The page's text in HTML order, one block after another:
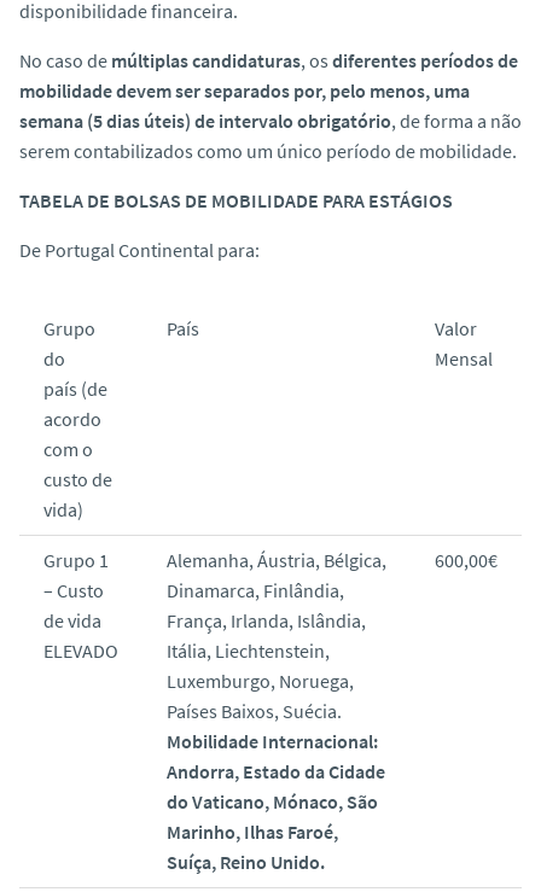
disponibilidade financeira.
No caso de múltiplas candidaturas, os diferentes períodos de
mobilidade devem ser separados por, pelo menos, uma
semana (5 dias úteis) de intervalo obrigatório, de forma a não
serem contabilizados como um único período de mobilidade.
TABELA DE BOLSAS DE MOBILIDADE PARA ESTÁGIOS
De Portugal Continental para:
Grupo
do
país (de
acordo
com o
custo de
vida)
País
Valor
Mensal
Grupo 1
– Custo
de vida
ELEVADO
Alemanha, Áustria, Bélgica,
Dinamarca, Finlândia,
França, Irlanda, Islândia,
Itália, Liechtenstein,
Luxemburgo, Noruega,
Países Baixos, Suécia.
Mobilidade Internacional:
Andorra, Estado da Cidade
do Vaticano, Mónaco, São
Marinho, Ilhas Faroé,
Suíça, Reino Unido.
600,00€